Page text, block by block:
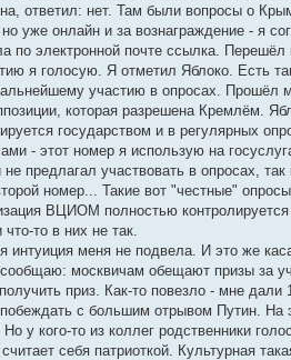
ответил: нет. Там были вопросы о
уже онлайн и за вознаграждение - я
по электронной почте ссылка.
я голосую. Я отметил Яблоко. Есть
участию в опросах. Прошёл
которая разрешена Кремлём.
государством и в регулярных
- этот номер я использую на
предлагал участвовать в опросах,
номер... Такие вот "честные"
ВЦИОМ полностью
то в них не так.
интуиция меня не подвела. И это же
сообщаю: москвичам обещают призы за
приз. Как-то повезло - мне
с большим отрывом Путин. На
у кого-то из коллег родственники
считает себя патриоткой. Культурная